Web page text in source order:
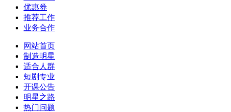
优惠券
推荐工作
业务合作
网站首页
制造明星
适合人群
短剧专业
开课公告
明星之路
热门问题